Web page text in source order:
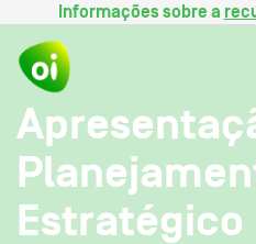
Informações sobre a
Estratégico